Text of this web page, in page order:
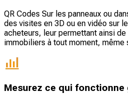
QR Codes Sur les panneaux ou
des visites en 3D ou en vidéo sur
acheteurs, leur permettant ainsi
immobiliers à tout moment, même
Mesurez ce qui fonctionne